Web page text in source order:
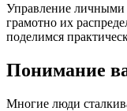
Управление личными
грамотно их
поделимся
Понимание
Многие люди